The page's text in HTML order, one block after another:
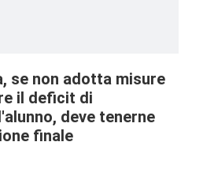
se non adotta misure
il deficit di
deve tenerne
finale